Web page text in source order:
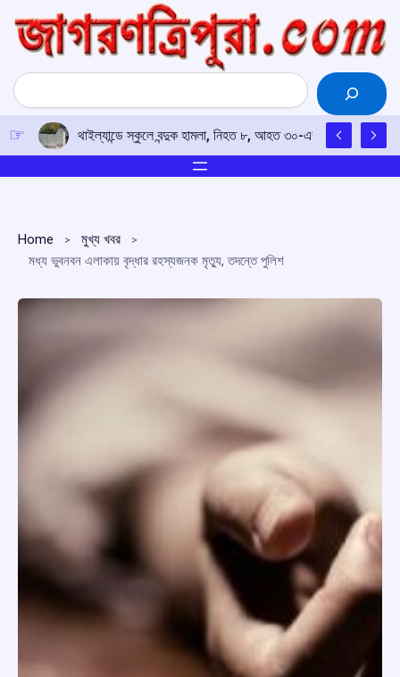
content
Search
থাইল্যান্ডে স্কুলে বন্দুক হামলা, নিহত ৮, আহত ৩০-এর বেশি; অভিযুক্ত
Home
মুখ্য খবর
মধ্য ভুবনবন এলাকায় বৃদ্ধার রহস্যজনক মৃত্যু, তদন্তে পুলিশ